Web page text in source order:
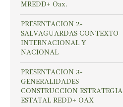
MREDD+ Oax.
PRESENTACION 2-
SALVAGUARDAS CONTEXTO
INTERNACIONAL Y
NACIONAL
PRESENTACION 3-
GENERALIDADES
CONSTRUCCION ESTRATEGIA
ESTATAL REDD+ OAX